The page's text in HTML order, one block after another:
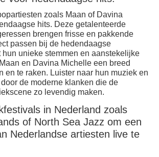
zoals Maan of Davina
hits. Deze getalenteerde
brengen frisse en pakkende
passen bij de hedendaagse
hun unieke stemmen en aanstekelijke
en Davina Michelle een breed
en te raken. Luister naar hun muziek en
de moderne klanken die de
zo levendig maken.
in Nederland zoals
of North Sea Jazz om een
Nederlandse artiesten live te